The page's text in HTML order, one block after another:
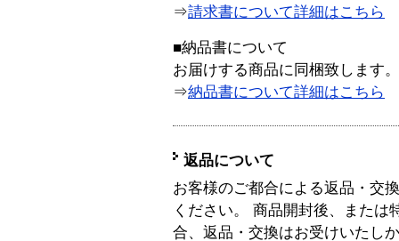
⇒請求書について詳細はこちら
■納品書について
お届けする商品に同梱致します。
⇒納品書について詳細はこちら
返品について
お客様のご都合による返品・交
ください。 商品開封後、または
合、返品・交換はお受けいたし